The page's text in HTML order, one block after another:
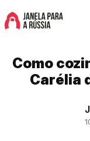
Como
Carélia